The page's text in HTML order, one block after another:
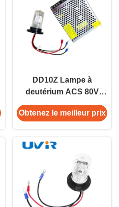
DD10Z Lampe à
deutérium ACS 80V
300mA Quartz Durée de
vie 1000h
Obtenez le meilleur prix